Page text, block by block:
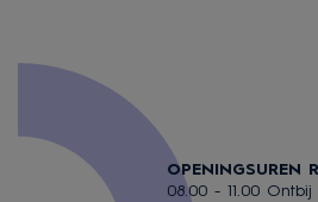
OPENINGSUREN
08.00 - 11.00 Ontbij